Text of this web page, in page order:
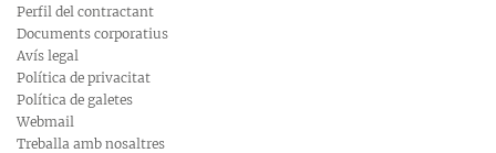
Perfil del contractant
Documents corporatius
Avís legal
Política de privacitat
Política de galetes
Webmail
Treballa amb nosaltres